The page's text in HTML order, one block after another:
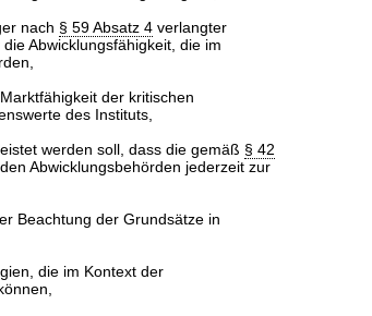
nach § 59 Absatz 4verlangter
Abwicklungsfähigkeit, die im
der kritischen
des Instituts,
werden soll, dass die gemäß § 42
Abwicklungsbehörden jederzeit zur
Beachtung der Grundsätze in
die im Kontext der